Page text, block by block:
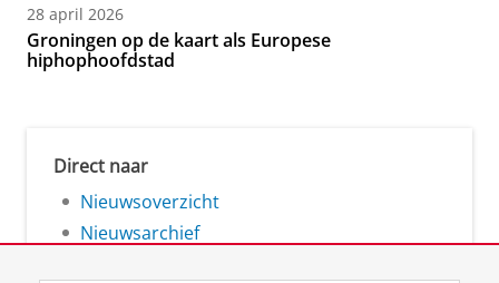
28 april 2026
Groningen op de kaart als Europese
hiphophoofdstad
Direct naar
Nieuwsoverzicht
Nieuwsarchief